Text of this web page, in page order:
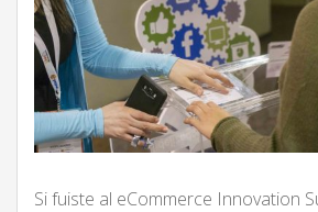
Si fuiste al eCommerce Innovation